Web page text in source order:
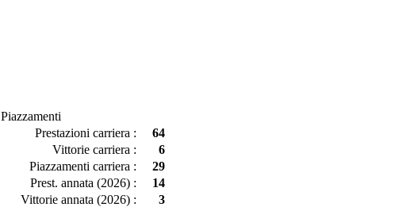
Piazzamenti
Prestazioni carriera :
64
Vittorie carriera :
6
Piazzamenti carriera :
29
Prest. annata (2026) :
14
Vittorie annata (2026) :
3